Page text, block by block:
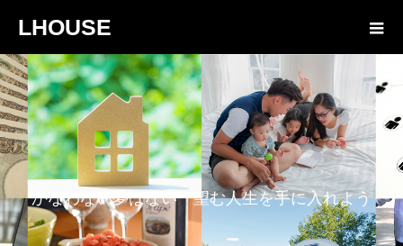
LHOUSE
かなわない夢はない 望む人生を手に入れよう